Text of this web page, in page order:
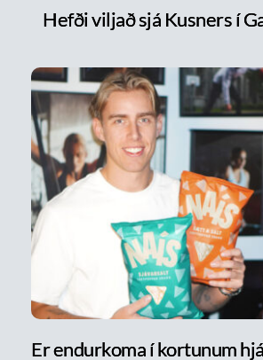
Hefði viljað sjá Kusners í
Er endurkoma í kortunum